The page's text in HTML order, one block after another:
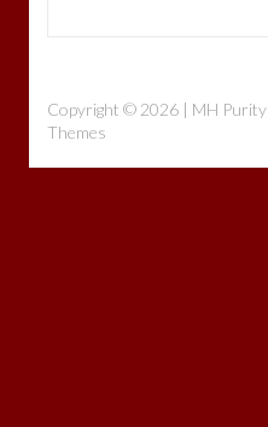
Copyright © 2026 | MH Purity
Themes